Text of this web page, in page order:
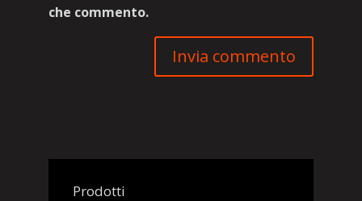
che commento.
Prodotti